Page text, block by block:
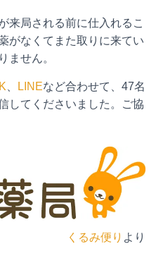
来局される前に仕入れるこ
がなくてまた取りに来てい
ません。
LINEなど合わせて、47名
してくださいました。ご協
くるみ便り より